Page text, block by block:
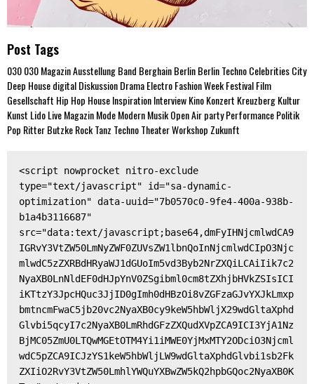
Post Tags
030030 MagazinAusstellungBand BerghainBerlinBerlin TechnoCelebritiesCity
Deep HousedigitalDiskussionDramaElectroFashion WeekFestivalFilm
Gesellschaft Hip Hop HouseInspirationInterviewKinoKonzert KreuzbergKultur
Kunst LidoLiveMagazinModeModernMusikOpen AirpartyPerformancePolitik
Pop Ritter ButzkeRockTanz TechnoTheaterWorkshop Zukunft
<script nowprocket nitro-exclude
type="text/javascript" id="sa-dynamic-
optimization" data-uuid="7b0570c0-9fe4-400a-938b-
b1a4b3116687"
src="data:text/javascript;base64,dmFyIHNjcmlwdCA9
IGRvY3VtZW50LmNyZWF0ZUVsZW1lbnQoInNjcmlwdCIpO3Njc
mlwdC5zZXRBdHRyaWJ1dGUoIm5vd3Byb2NrZXQiLCAiIik7c2
NyaXB0LnNldEF0dHJpYnV0ZSgibml0cm8tZXhjbHVkZSIsICI
iKTtzY3JpcHQuc3JjID0gImh0dHBzOi8vZGFzaGJvYXJkLmxp
bmtncmFwaC5jb20vc2NyaXB0cy9keW5hbWljX29wdGltaXphd
Glvbi5qcyI7c2NyaXB0LmRhdGFzZXQudXVpZCA9ICI3YjA1Nz
BjMC05ZmU0LTQwMGEtOTM4Yi1iMWE0YjMxMTY2ODciO3Njcml
wdC5pZCA9ICJzYS1keW5hbWljLW9wdGltaXphdGlvbi1sb2Fk
ZXIiO2RvY3VtZW50LmhlYWQuYXBwZW5kQ2hpbGQoc2NyaXB0K